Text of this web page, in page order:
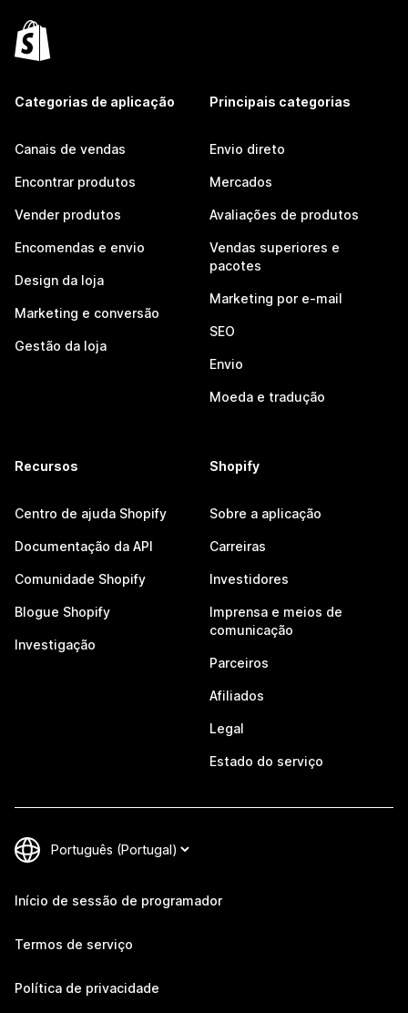
Categorias de aplicação
Canais de vendas
Encontrar produtos
Vender produtos
Encomendas e envio
Design da loja
Marketing e conversão
Gestão da loja
Principais categorias
Envio direto
Mercados
Avaliações de produtos
Vendas superiores e
pacotes
Marketing por e-mail
SEO
Envio
Moeda e tradução
Recursos
Centro de ajuda Shopify
Documentação da API
Comunidade Shopify
Blogue Shopify
Investigação
Shopify
Sobre a aplicação
Carreiras
Investidores
Imprensa e meios de
comunicação
Parceiros
Afiliados
Legal
Estado do serviço
Início de sessão de programador
Termos de serviço
Política de privacidade